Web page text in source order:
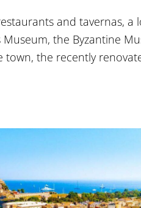
and tavernas,
the Byzantine
the recently